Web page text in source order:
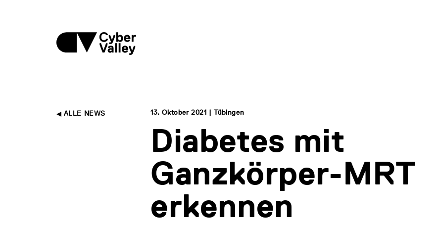
ALLE NEWS 13. Oktober 2021 | Tübingen
Diabetes mit
Ganzkörper-MRT
erkennen